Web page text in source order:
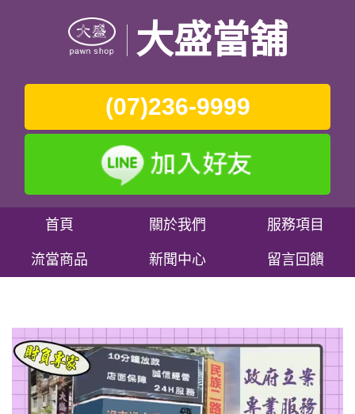
大盛當舖
(07)236-9999
首頁 關於我們 服務項目
流當商品 新聞中心 留言回饋